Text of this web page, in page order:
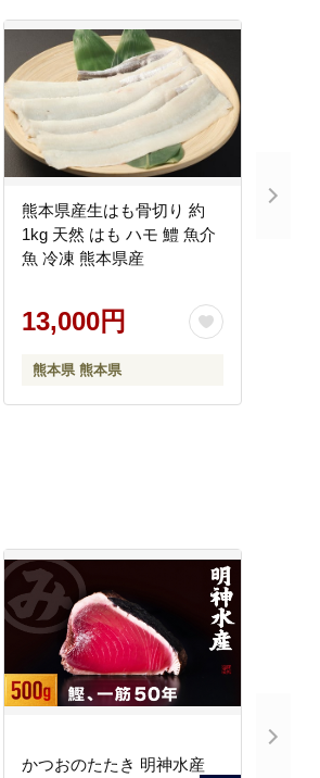
熊本県産生はも骨切り 約
1kg 天然 はも ハモ 鱧 魚介
魚 冷凍 熊本県産
13,000円
熊本県 熊本県
かつおのたたき 明神水産